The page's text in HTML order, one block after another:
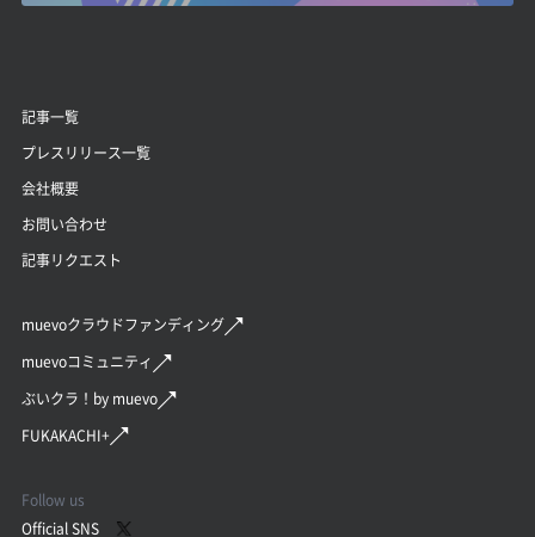
記事一覧
プレスリリース一覧
会社概要
お問い合わせ
記事リクエスト
muevoクラウドファンディング
muevoコミュニティ
ぶいクラ！by muevo
FUKAKACHI+
Follow us
Official SNS